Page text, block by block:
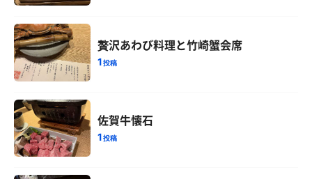
贅沢あわび料理と竹崎蟹会席
1投稿
佐賀牛懐石
1投稿